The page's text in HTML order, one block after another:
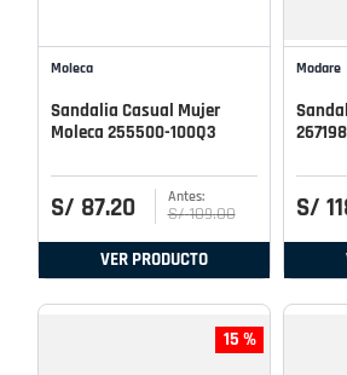
Moleca
Sandalia Casual Mujer
Moleca 255500-100Q3
S/ 87.20 S/ 109.00
VER PRODUCTO
Modare
S/
15 %